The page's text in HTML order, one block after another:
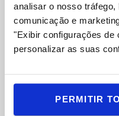
analisar o nosso
comunicação e
"Exibir configurações de
personalizar as suas
PERMITIR
Sobre Nós
Toyota Caetano
Oportunidades de
Toyota Challenge 2025